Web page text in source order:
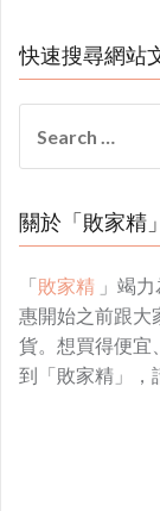
快速搜尋網站
for:
關於「敗家精」
「敗家精 」竭
惠開始之前跟大
貨。想買得便宜
到「敗家精」，